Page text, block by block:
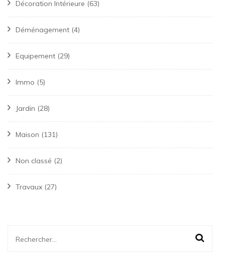
Décoration Intérieure (63)
Déménagement (4)
Equipement (29)
Immo (5)
Jardin (28)
Maison (131)
Non classé (2)
Travaux (27)
Rechercher :